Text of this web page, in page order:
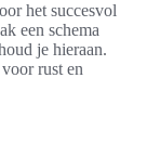
het succesvol
een schema
je hieraan.
rust en